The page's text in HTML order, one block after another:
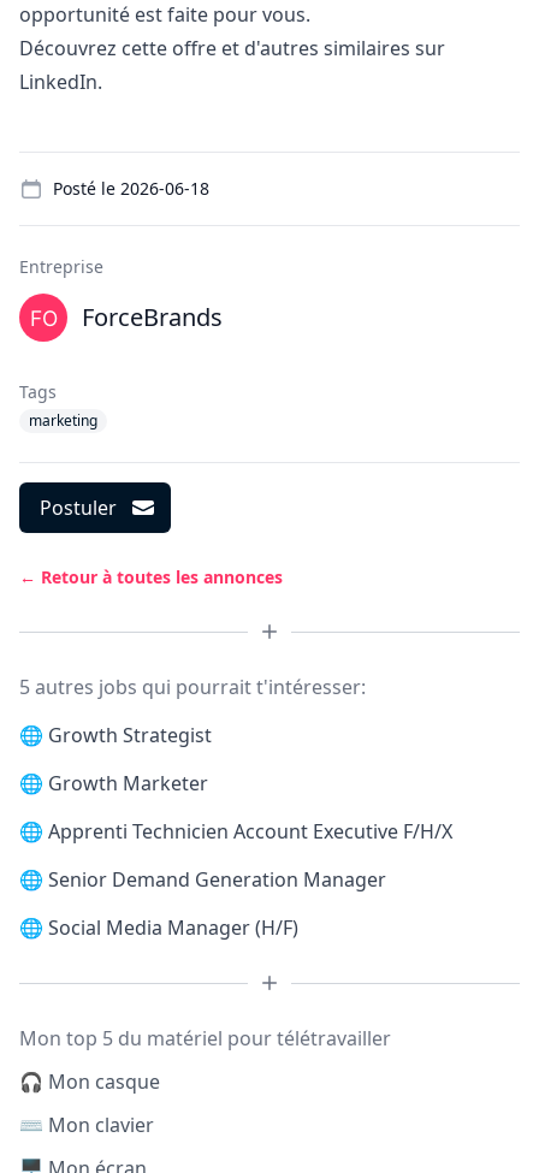
opportunité est faite pour vous.
Découvrez cette offre et d'autres similaires sur
LinkedIn.
Posté le 2026-06-18
Entreprise
ForceBrands
Tags
marketing
Postuler
← Retour à toutes les annonces
5 autres jobs qui pourrait t'intéresser:
🌐 Growth Strategist
🌐 Growth Marketer
🌐 Apprenti Technicien Account Executive F/H/X
🌐 Senior Demand Generation Manager
🌐 Social Media Manager (H/F)
Mon top 5 du matériel pour télétravailler
🎧 Mon casque
⌨️ Mon clavier